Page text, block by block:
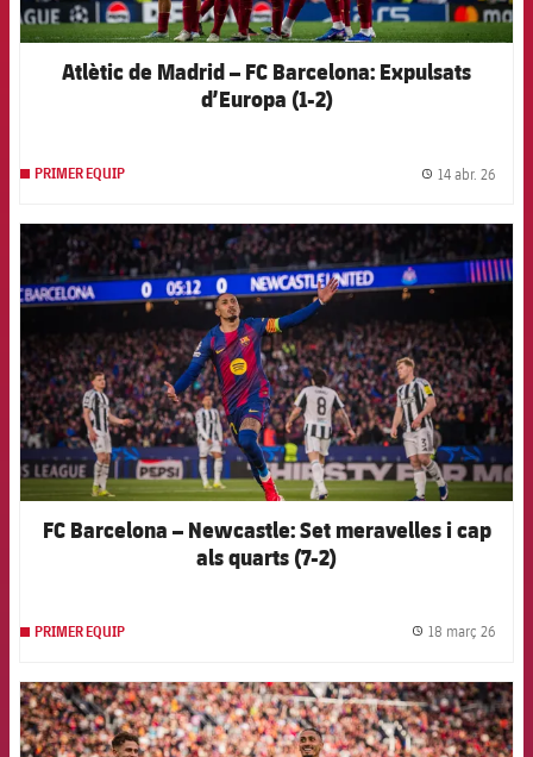
Atlètic de Madrid – FC Barcelona: Expulsats
d’Europa (1-2)
PRIMER EQUIP 14 abr. 26
FCB Barcelona badge
FC Barcelona – Newcastle: Set meravelles i cap
als quarts (7-2)
PRIMER EQUIP 18 març 26
FCB Barcelona badge